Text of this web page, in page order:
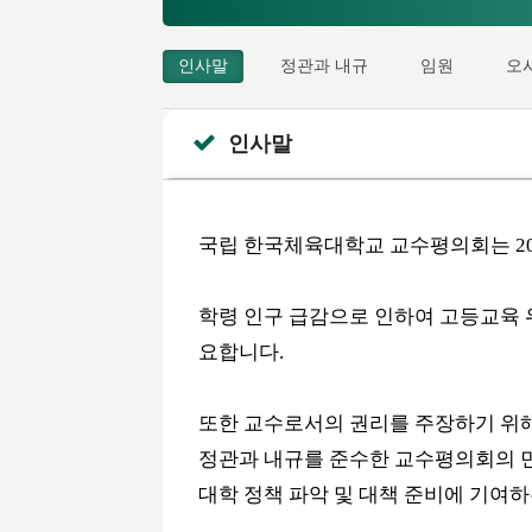
인사말 정관과 내규 임원 오
인사말
국립 한국체육대학교 교수평의회는
학령 인구 급감으로 인하여 고등교육
요합니다.
또한 교수로서의 권리를 주장하기
정관과 내규를 준수한 교수평의회의
대학 정책 파악 및 대책 준비에 기여